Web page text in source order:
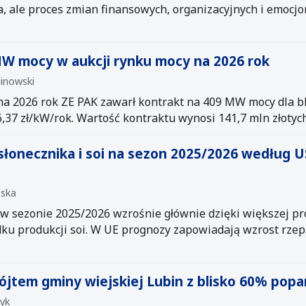
proces zmian finansowych, organizacyjnych i
mocy w aukcji rynku mocy na 2026 rok
2026 rok ZE PAK zawarł kontrakt na 409 MW mocy dla
zł/kW/rok. Wartość kontraktu wynosi 141,7 mln
i soi na sezon 2025/2026 według
sezonie 2025/2026 wzrośnie głównie dzięki większej
produkcji soi. W UE prognozy zapowiadają wzrost
gminy wiejskiej Lubin z blisko 60%